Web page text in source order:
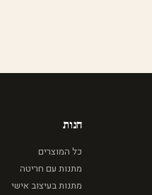
חנות
כל המוצרים
מתנות עם חריטה
מתנות בעיצוב אישי